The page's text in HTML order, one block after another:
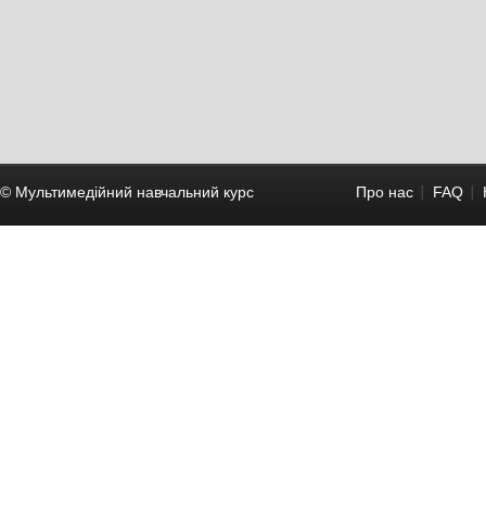
© Мультимедійний навчальний курc Про нас FAQ